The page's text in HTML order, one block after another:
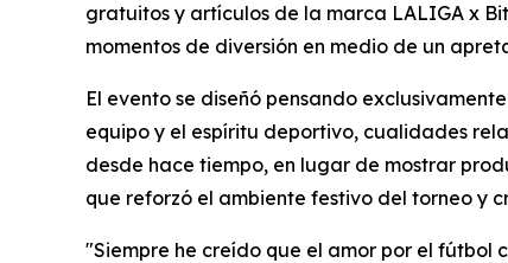
gratuitos y artículos de la marca LALIGA x
momentos de diversión en medio de un
El evento se diseñó pensando
equipo y el espíritu deportivo, cualidades
desde hace tiempo, en lugar de mostrar
que reforzó el ambiente festivo del torneo y
"Siempre he creído que el amor por el fútbol